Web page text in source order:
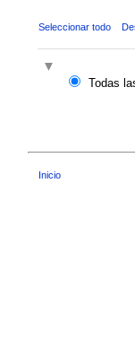
Seleccionar todo
Todas
Inicio